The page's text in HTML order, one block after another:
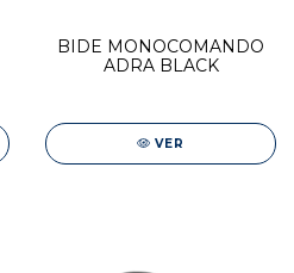
BIDE MONOCOMANDO
ADRA BLACK
VER